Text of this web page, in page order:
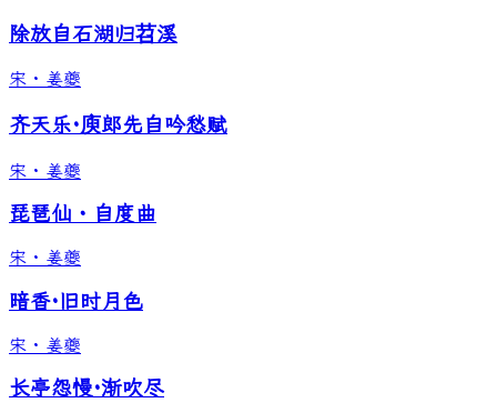
除放自石湖归苕溪
宋 · 姜夔
齐天乐·庾郎先自吟愁赋
宋 · 姜夔
琵琶仙・自度曲
宋 · 姜夔
暗香·旧时月色
宋 · 姜夔
长亭怨慢·渐吹尽